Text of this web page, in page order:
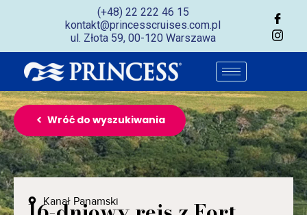
(+48) 22 222 46 15
kontakt@princesscruises.com.pl
ul. Złota 59, 00-120 Warszawa
Wróć do wyszukiwania
Kanał Panamski